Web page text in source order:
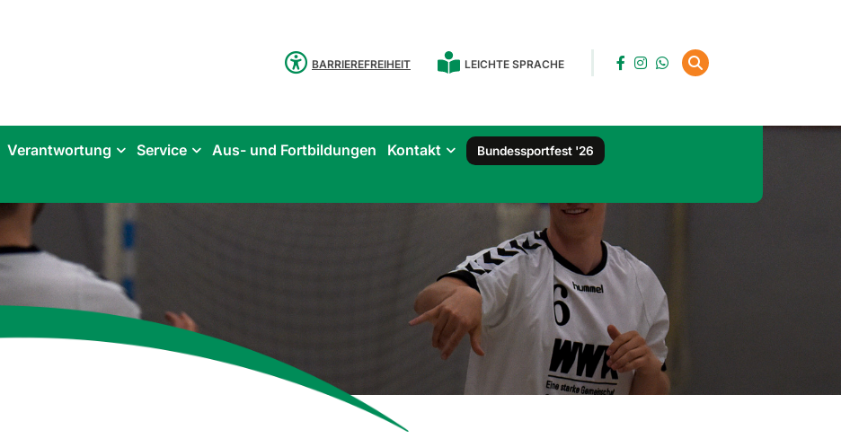
BARRIEREFREIHEIT LEICHTE SPRACHE
Verantwortung Service Aus- und Fortbildungen Kontakt Bundessportfest '26